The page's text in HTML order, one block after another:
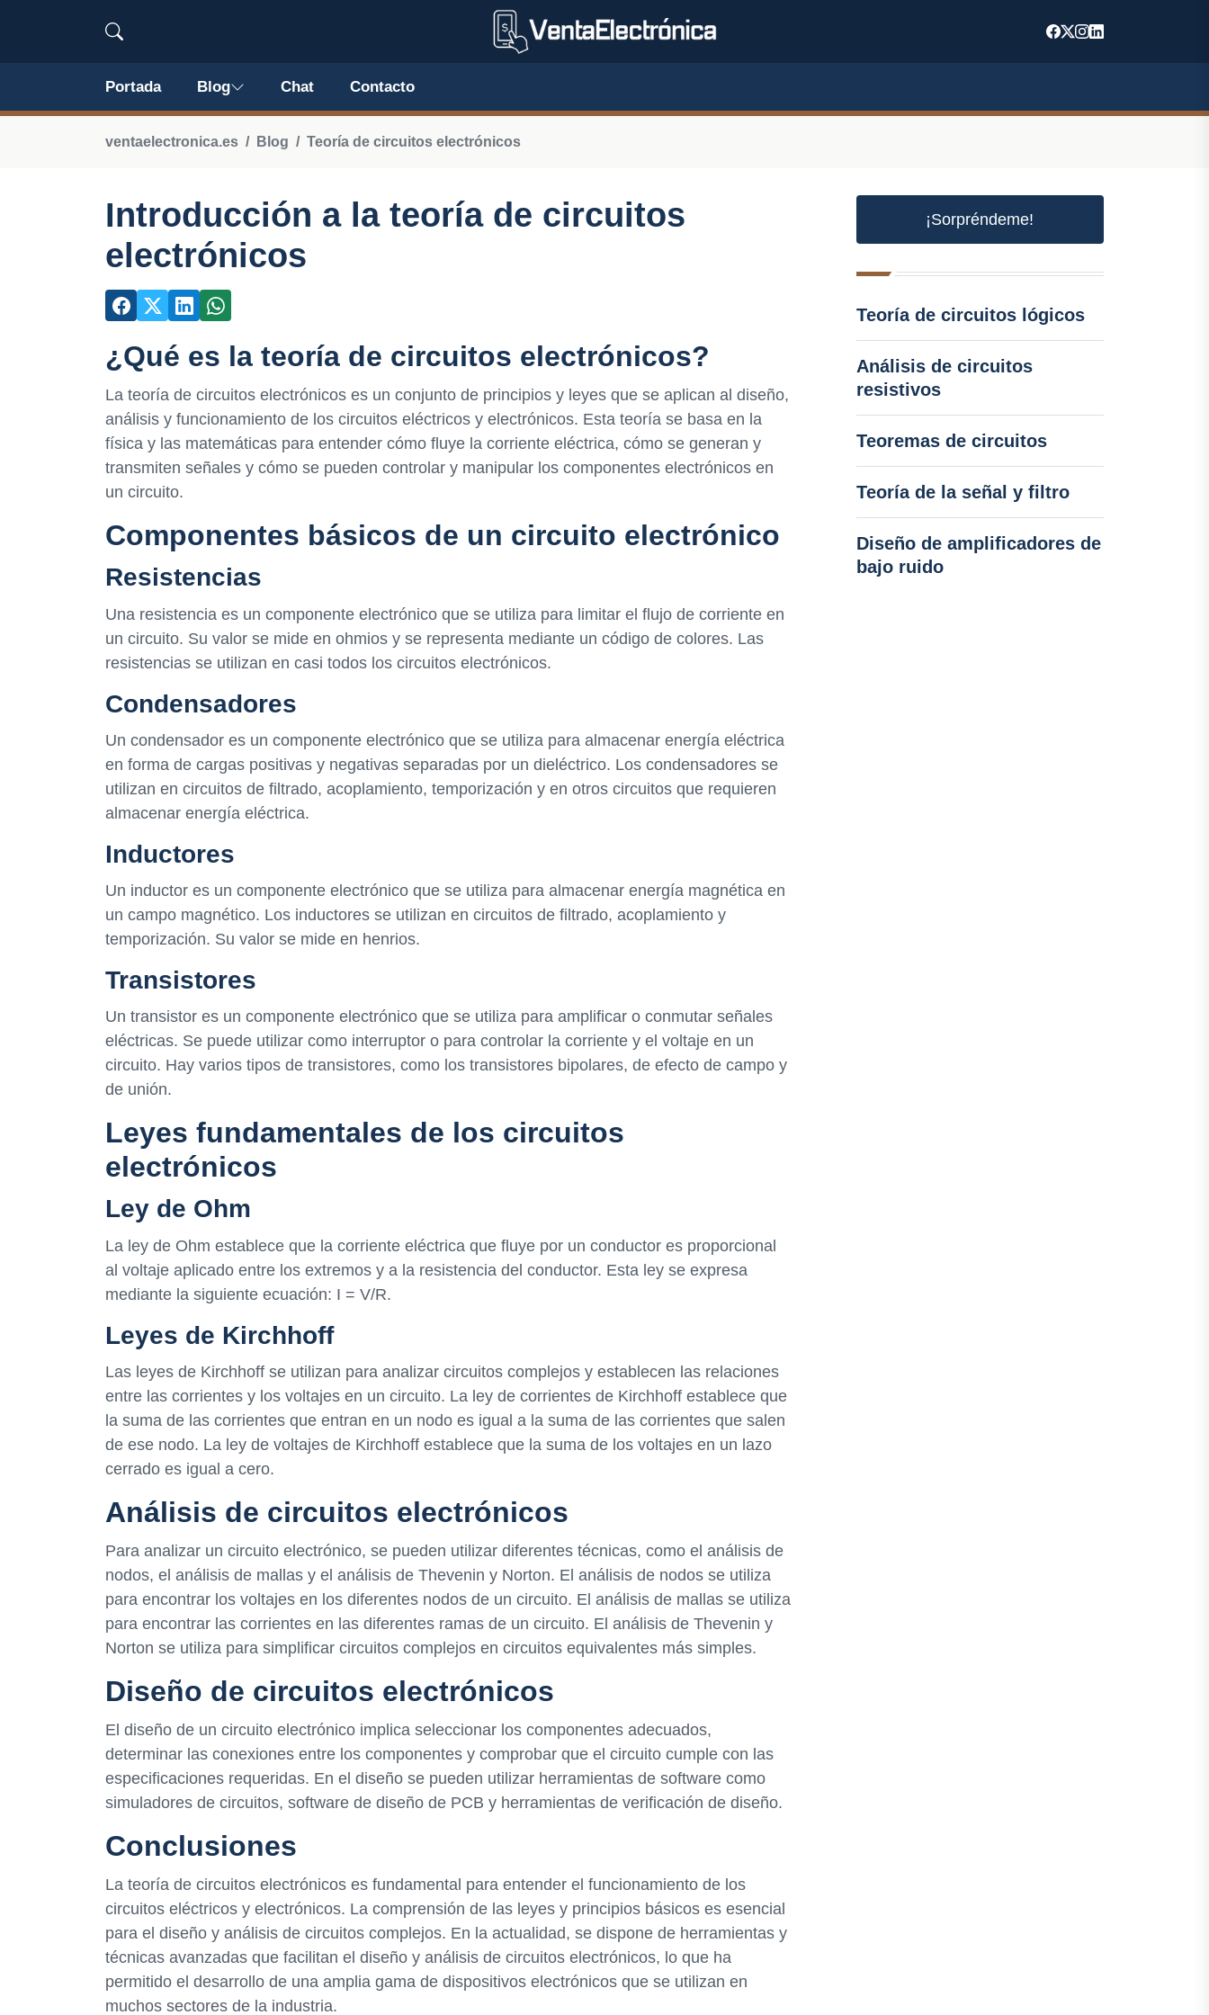
Portada Blog Chat Contacto
ventaelectronica.es Blog Teoría de circuitos electrónicos
Introducción a la teoría de circuitos
electrónicos
¿Qué es la teoría de circuitos electrónicos?
La teoría de circuitos electrónicos es un conjunto de principios y leyes que se aplican al diseño,
análisis y funcionamiento de los circuitos eléctricos y electrónicos. Esta teoría se basa en la
física y las matemáticas para entender cómo fluye la corriente eléctrica, cómo se generan y
transmiten señales y cómo se pueden controlar y manipular los componentes electrónicos en
un circuito.
Componentes básicos de un circuito electrónico
Resistencias
Una resistencia es un componente electrónico que se utiliza para limitar el flujo de corriente en
un circuito. Su valor se mide en ohmios y se representa mediante un código de colores. Las
resistencias se utilizan en casi todos los circuitos electrónicos.
Condensadores
Un condensador es un componente electrónico que se utiliza para almacenar energía eléctrica
en forma de cargas positivas y negativas separadas por un dieléctrico. Los condensadores se
utilizan en circuitos de filtrado, acoplamiento, temporización y en otros circuitos que requieren
almacenar energía eléctrica.
Inductores
Un inductor es un componente electrónico que se utiliza para almacenar energía magnética en
un campo magnético. Los inductores se utilizan en circuitos de filtrado, acoplamiento y
temporización. Su valor se mide en henrios.
Transistores
Un transistor es un componente electrónico que se utiliza para amplificar o conmutar señales
eléctricas. Se puede utilizar como interruptor o para controlar la corriente y el voltaje en un
circuito. Hay varios tipos de transistores, como los transistores bipolares, de efecto de campo y
de unión.
Leyes fundamentales de los circuitos
electrónicos
Ley de Ohm
La ley de Ohm establece que la corriente eléctrica que fluye por un conductor es proporcional
al voltaje aplicado entre los extremos y a la resistencia del conductor. Esta ley se expresa
mediante la siguiente ecuación: I = V/R.
Leyes de Kirchhoff
Las leyes de Kirchhoff se utilizan para analizar circuitos complejos y establecen las relaciones
entre las corrientes y los voltajes en un circuito. La ley de corrientes de Kirchhoff establece que
la suma de las corrientes que entran en un nodo es igual a la suma de las corrientes que salen
de ese nodo. La ley de voltajes de Kirchhoff establece que la suma de los voltajes en un lazo
cerrado es igual a cero.
Análisis de circuitos electrónicos
Para analizar un circuito electrónico, se pueden utilizar diferentes técnicas, como el análisis de
nodos, el análisis de mallas y el análisis de Thevenin y Norton. El análisis de nodos se utiliza
para encontrar los voltajes en los diferentes nodos de un circuito. El análisis de mallas se utiliza
para encontrar las corrientes en las diferentes ramas de un circuito. El análisis de Thevenin y
Norton se utiliza para simplificar circuitos complejos en circuitos equivalentes más simples.
Diseño de circuitos electrónicos
El diseño de un circuito electrónico implica seleccionar los componentes adecuados,
determinar las conexiones entre los componentes y comprobar que el circuito cumple con las
especificaciones requeridas. En el diseño se pueden utilizar herramientas de software como
simuladores de circuitos, software de diseño de PCB y herramientas de verificación de diseño.
Conclusiones
La teoría de circuitos electrónicos es fundamental para entender el funcionamiento de los
circuitos eléctricos y electrónicos. La comprensión de las leyes y principios básicos es esencial
para el diseño y análisis de circuitos complejos. En la actualidad, se dispone de herramientas y
técnicas avanzadas que facilitan el diseño y análisis de circuitos electrónicos, lo que ha
permitido el desarrollo de una amplia gama de dispositivos electrónicos que se utilizan en
muchos sectores de la industria.
¡Sorpréndeme!
Teoría de circuitos lógicos
Análisis de circuitos
resistivos
Teoremas de circuitos
Teoría de la señal y filtro
Diseño de amplificadores de
bajo ruido